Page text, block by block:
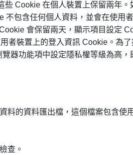
Cookie 在個人裝置上保留兩年
包含任何個人資料，並會在使用
會保留兩天，顯示項目設定
者裝置上的登入資訊 Cookie。為
器功能項中設定隱私權等級為高
料的資料匯出檔，這個檔案包含使
查。